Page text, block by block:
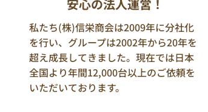
安心の法人運営！
私たち(株)信栄商会は2009年に分社化
を行い、グループは2002年から20年を
超え成長してきました。現在では日本
全国より年間12,000台以上のご依頼を
いただいております。